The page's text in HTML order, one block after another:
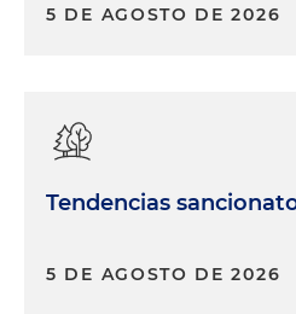
5 DE AGOSTO DE 2026
Tendencias
5 DE AGOSTO DE 2026